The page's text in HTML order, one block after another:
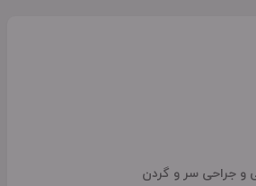
جراحی سر و گردن